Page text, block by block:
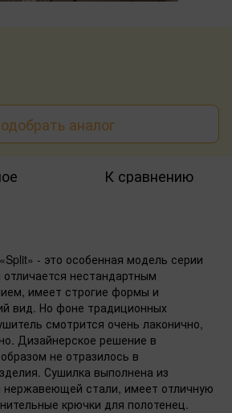
аналог
К сравнению
- это особенная модель серии
нестандартным
имеет строгие формы и
вид. Но фоне традиционных
смотрится очень лаконично,
Дизайнерское решение в
не отразилось в
Сушилка выполнена из
нержавеющей стали, имеет отличную
крючки для полотенец.